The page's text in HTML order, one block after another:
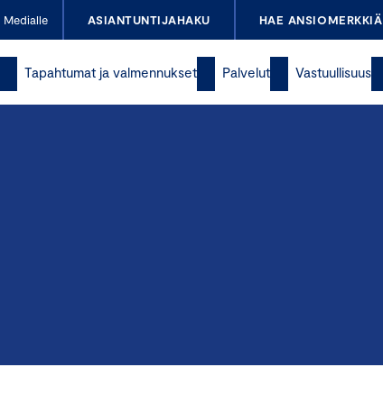
Medialle ASIANTUNTIJAHAKU HAE ANSIOMERKKIÄ
Tapahtumat ja valmennukset Palvelut Vastuullisuus